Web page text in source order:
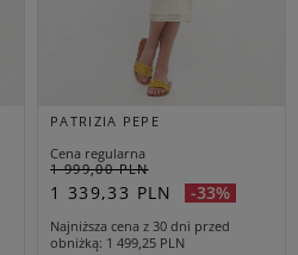
PATRIZIA PEPE
Cena regularna
1 999,00 PLN
1 339,33 PLN -33%
Najniższa cena z 30 dni przed
obniżką 1 499,25 PLN